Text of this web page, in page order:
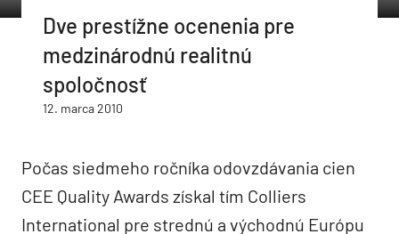
Dve prestížne ocenenia pre
medzinárodnú realitnú
spoločnosť
12. marca 2010
Počas siedmeho ročníka odovzdávania cien
CEE Quality Awards získal tím Colliers
International pre strednú a východnú Európu